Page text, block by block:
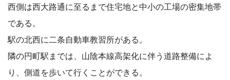
西側は西大路通に至るまで住宅地と中小の工場の密集地帯
である。
駅の北西に二条自動車教習所がある。
隣の円町駅までは、山陰本線高架化に伴う道路整備によ
り、側道を歩いて行くことができる。